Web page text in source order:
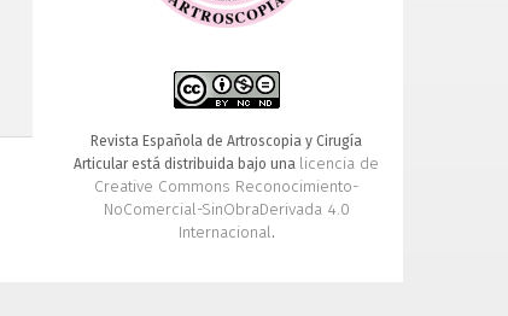
Revista Española de Artroscopia y Cirugía
Articular está distribuida bajo una licencia de
Creative Commons Reconocimiento-
NoComercial-SinObraDerivada 4.0
Internacional.